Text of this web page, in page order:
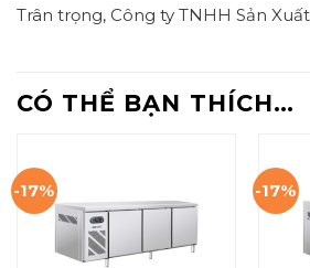
Trân trọng, Công ty TNHH Sản Xuất
CÓ THỂ BẠN THÍCH…
-17% -17%